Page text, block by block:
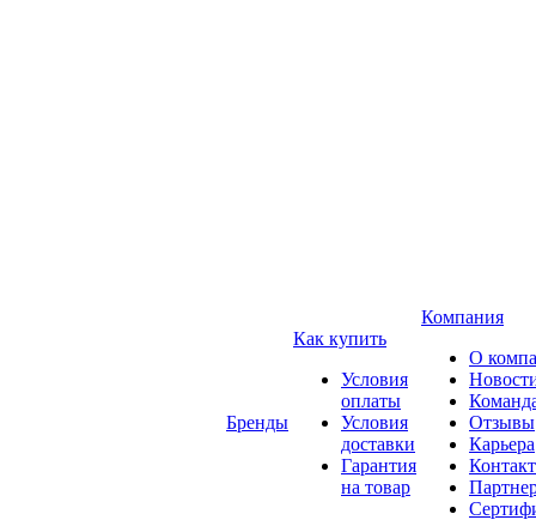
Бренды
Как купить
Условия
оплаты
Условия
доставки
Гарантия
на товар
Компания
О
Отзывы
Карьера